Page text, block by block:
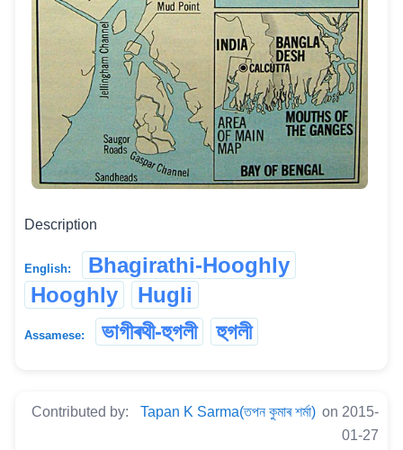
Description
English:
Bhagirathi-Hooghly
Hooghly
Hugli
Assamese: ভাগীৰথী-হুগলী হুগলী
Contributed by: Tapan K Sarma(তপন কুমাৰ শৰ্মা) on 2015-
01-27